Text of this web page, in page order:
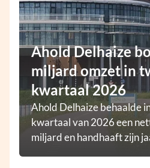
Ahold Delhaize
miljard omzet in
kwartaal 2026
Ahold Delhaize behaalde
kwartaal van 2026 een
miljard en handhaaft zijn